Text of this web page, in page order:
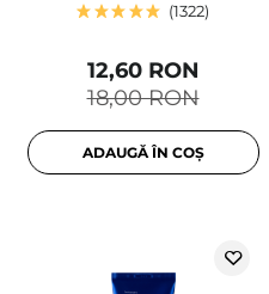
1322
18,00 RON
12,60 RON
ADAUGĂ ÎN COȘ